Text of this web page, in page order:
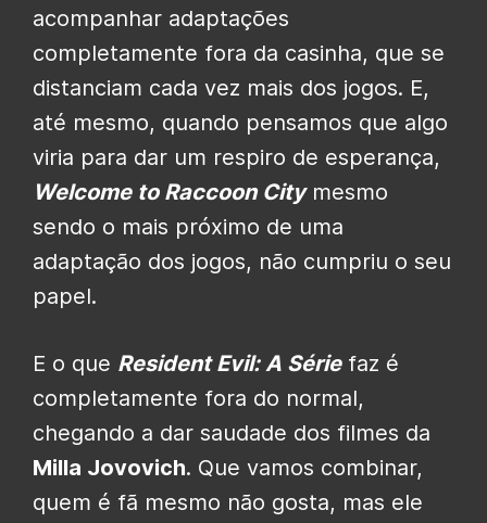
acompanhar adaptações
completamente fora da casinha, que se
distanciam cada vez mais dos jogos. E,
até mesmo, quando pensamos que algo
viria para dar um respiro de esperança,
Welcome to Raccoon Citymesmo
sendo o mais próximo de uma
adaptação dos jogos, não cumpriu o seu
papel.
E o que Resident Evil: A Sériefaz é
completamente fora do normal,
chegando a dar saudade dos filmes da
Milla Jovovich. Que vamos combinar,
quem é fã mesmo não gosta, mas ele